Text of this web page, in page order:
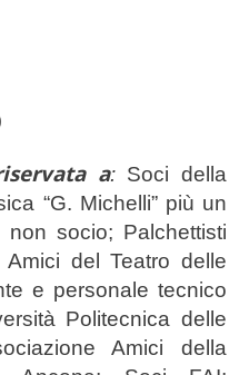
a: Soci della
“G. Michelli” più un
socio; Palchettisti
del Teatro delle
e personale tecnico
Politecnica delle
Amici della